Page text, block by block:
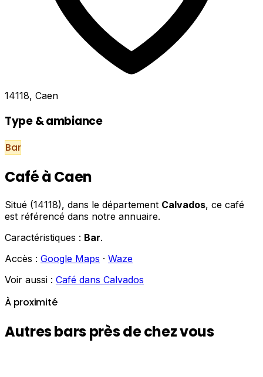
14118, Caen
Type & ambiance
Bar
Café à Caen
Situé (14118), dans le département Calvados, ce café
est référencé dans notre annuaire.
Caractéristiques : Bar.
Accès : Google Maps · Waze
Voir aussi : Café dans Calvados
À proximité
Autres bars près de chez vous